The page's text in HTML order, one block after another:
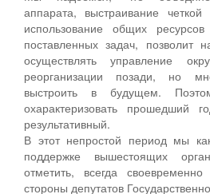
аппарата, выстраивание
использование общих
поставленных задач, позволит
осуществлять управление
реорганизации позади, но
выстроить в будущем.
охарактеризовать прошедший
результативный.
В этот непростой период мы
поддержке вышестоящих
отметить, всегда
стороны депутатов